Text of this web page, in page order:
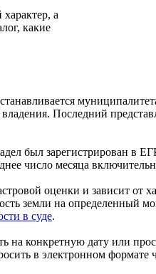
а
какие
Последний
был зарегистрирован в
число месяца
оценки и зависит от
земли на определенный
в суде.
на конкретную дату или
в электронном формате